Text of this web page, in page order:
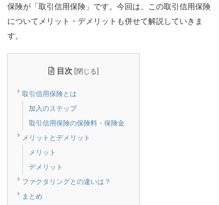
保険が「取引信用保険」です。今回は、この取引信用保険
についてメリット・デメリットも併せて解説していきま
す。
目次 閉じる
取引信用保険とは
加入のステップ
取引信用保険の保険料・保険金
メリットとデメリット
メリット
デメリット
ファクタリングとの違いは？
まとめ